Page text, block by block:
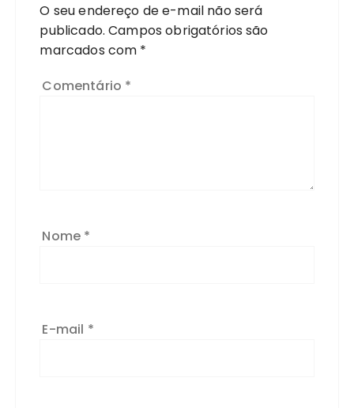
O seu endereço de e-mail não será
publicado. Campos obrigatórios são
marcados com *
Comentário *
Nome *
E-mail *